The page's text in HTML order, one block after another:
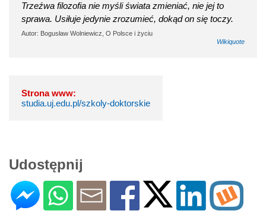
Trzeźwa filozofia nie myśli świata zmieniać, nie jej to
sprawa. Usiłuje jedynie zrozumieć, dokąd on się toczy.
Autor: Bogusław Wolniewicz, O Polsce i życiu
Wikiquote
Strona www:
studia.uj.edu.pl/szkoly-doktorskie
Udostępnij